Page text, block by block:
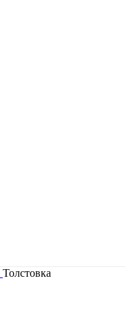
Толстовка